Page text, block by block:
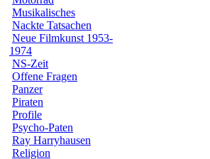
Musikalisches
Nackte Tatsachen
Neue Filmkunst 1953-
1974
NS-Zeit
Offene Fragen
Panzer
Piraten
Profile
Psycho-Paten
Ray Harryhausen
Religion